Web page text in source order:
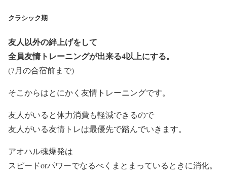
クラシック期
友人以外の絆上げをして
全員友情トレーニングが出来る4以上にする。
(7月の合宿前まで)
そこからはとにかく友情トレーニングです。
友人がいると体力消費も軽減できるので
友人がいる友情トレは最優先で踏んでいきます。
アオハル魂爆発は
スピードorパワーでなるべくまとまっているときに消化。